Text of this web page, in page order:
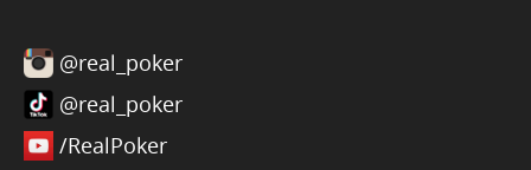
@real_poker
@real_poker
/RealPoker